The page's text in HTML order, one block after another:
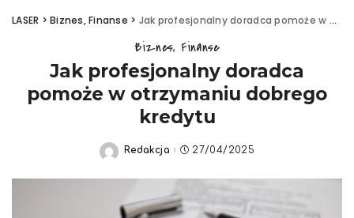
LASER >Biznes, Finanse > Jak profesjonalny doradca pomoże w otrzymaniu dobrego kredytu
Biznes, Finanse
Jak profesjonalny doradca
pomoże w otrzymaniu dobrego
kredytu
Posted
Redakcja 27/04/2025